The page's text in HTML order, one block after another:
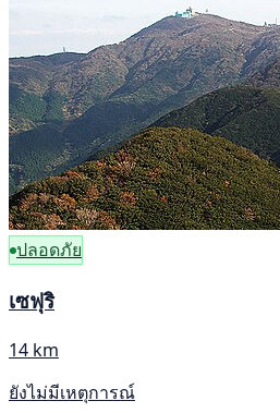
ปลอดภัย
เซฟุริ
14 km
ยังไม่มีเหตุการณ์